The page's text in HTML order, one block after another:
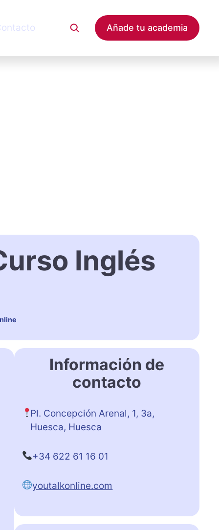
Añade tu academia
Inglés
Información de
contacto
Pl. Concepción Arenal, 1, 3a,
Huesca, Huesca
+34 622 61 16 01
youtalkonline.com